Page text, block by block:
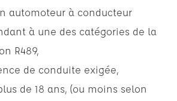
automoteur à conducteur
à une des catégories de la
R489,
de conduite exigée,
de 18 ans, (ou moins selon